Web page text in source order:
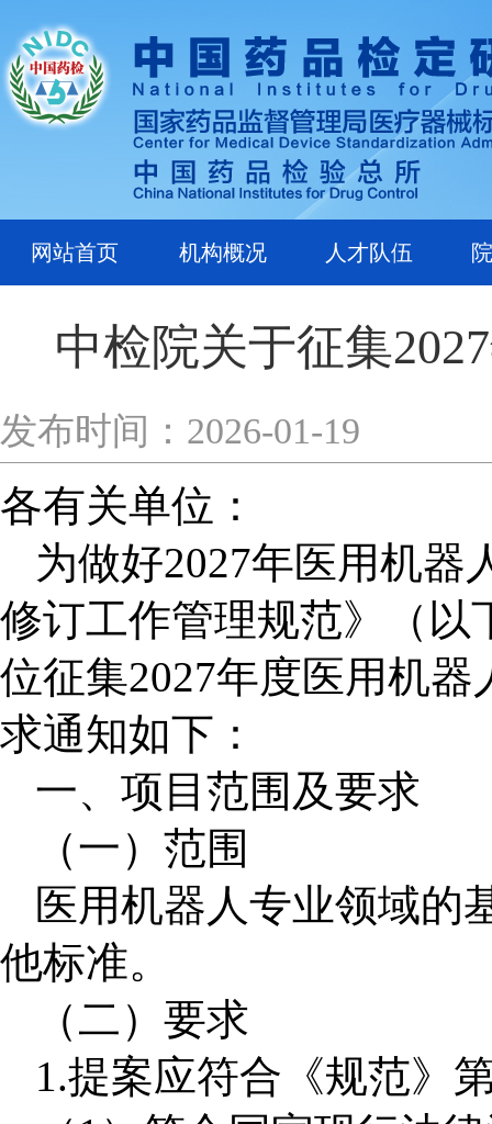
网站首页 机构概况 人才队伍
中检院关于征集
发布时间：2026-01-19
各有关单位：
为做好2027年医用机器
修订工作管理规范》（以
位征集2027年度医用机器
求通知如下：
一、项目范围及要求
（一）范围
医用机器人专业领域的
他标准。
（二）要求
1.提案应符合《规范》